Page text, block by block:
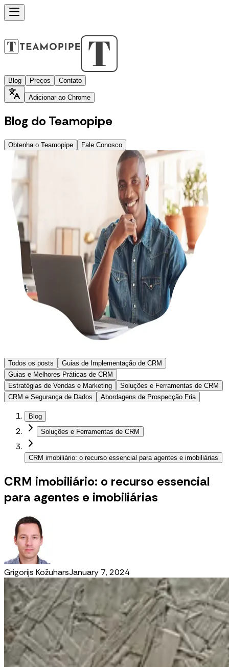
Blog Preços Contato
Adicionar ao Chrome
Blog do Teamopipe
Obtenha o Teamopipe Fale Conosco
Todos os posts
Guias de Implementação de CRM
Guias e Melhores Práticas de CRM
Estratégias de Vendas e Marketing
Soluções e Ferramentas de CRM
CRM e Segurança de Dados
Abordagens de Prospecção Fria
Blog
Soluções e Ferramentas de CRM
CRM imobiliário: o recurso essencial para agentes e imobiliárias
CRM imobiliário: o recurso essencial
para agentes e imobiliárias
Grigorijs KožuharsJanuary 7, 2024